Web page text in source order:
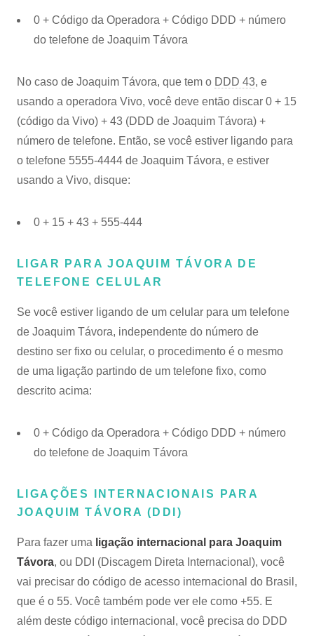
0 + Código da Operadora + Código DDD + número
do telefone de Joaquim Távora
No caso de Joaquim Távora, que tem o DDD 43, e
usando a operadora Vivo, você deve então discar 0 + 15
(código da Vivo) + 43 (DDD de Joaquim Távora) +
número de telefone. Então, se você estiver ligando para
o telefone 5555-4444 de Joaquim Távora, e estiver
usando a Vivo, disque:
0 + 15 + 43 + 555-444
LIGAR PARA JOAQUIM TÁVORA DE
TELEFONE CELULAR
Se você estiver ligando de um celular para um telefone
de Joaquim Távora, independente do número de
destino ser fixo ou celular, o procedimento é o mesmo
de uma ligação partindo de um telefone fixo, como
descrito acima:
0 + Código da Operadora + Código DDD + número
do telefone de Joaquim Távora
LIGAÇÕES INTERNACIONAIS PARA
JOAQUIM TÁVORA (DDI)
Para fazer uma ligação internacional para Joaquim
Távora, ou DDI (Discagem Direta Internacional), você
vai precisar do código de acesso internacional do Brasil,
que é o 55. Você também pode ver ele como +55. E
além deste código internacional, você precisa do DDD